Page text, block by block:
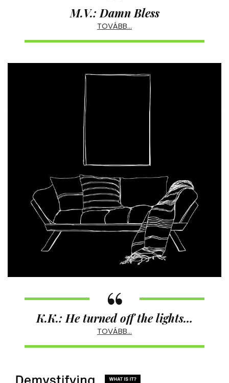
M.V.: Damn Bless
TOVÁBB…
K.K.: He turned off the lights…
TOVÁBB…